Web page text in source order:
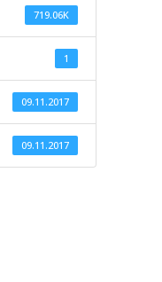
719.06K
1
09.11.2017
09.11.2017